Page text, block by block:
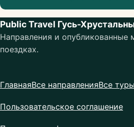
Public Travel Гусь-
Направления и опубликованные
поездках.
ГлавнаяВсе направленияВсе туры
Пользовательское соглашение